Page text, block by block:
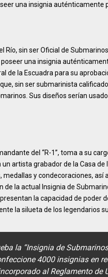
una insignia auténticamente
Río, sin ser Oficial de
una insignia
de la Escuadra para su
sin ser submarinista
Sus diseños serían
del “R-1”, toma a su
artista grabador de la Casa de
y condecoraciones, así
la actual Insignia de
la capacidad de poder
la silueta de los legendarios
la “Insignia de
4000 insignias en
al Reglamento de